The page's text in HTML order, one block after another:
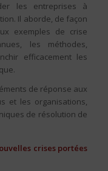
les entreprises à
Il aborde, de façon
exemples de crise
les méthodes,
efficacement les
de réponse aux
et les organisations,
de résolution de
crises portées